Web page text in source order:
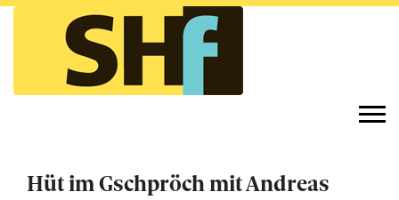
Direkt
Hüt im Gschpröch mit Andreas